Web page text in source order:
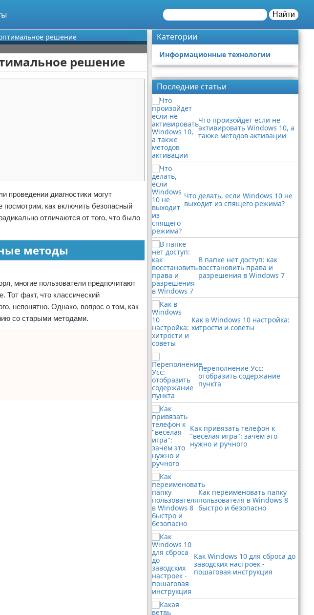
Найти
решение
решение
проведении диагностики могут
как включить безопасный
отличаются от того, что было
методы
многие пользователи предпочитают
Тот факт, что классический
непонятно. Однако, вопрос о том, как
со старыми методами.
Категории
Информационные технологии
Последние статьи
Что произойдет если не
активировать Windows 10, а
также методов активации
Что делать, если Windows 10 не
выходит из спящего режима?
В папке нет доступ: как
восстановить права и
разрешения в Windows 7
Как в Windows 10 настройка:
хитрости и советы
Переполнение Усс:
отобразить содержание
пункта
Как привязать телефон к
"веселая игра": зачем это
нужно и ручного
Как переименовать папку
пользователя в Windows 8
быстро и безопасно
Как Windows 10 для сброса до
заводских настроек -
пошаговая инструкция